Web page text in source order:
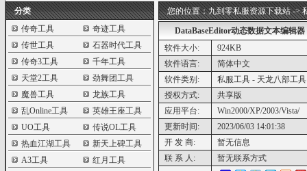
分类
传奇工具
奇迹工具
传世工具
石器时代工具
传奇3工具
千年工具
天堂2工具
劲舞团工具
魔兽工具
龙族工具
乱Online工具
英雄王座工具
UO工具
传说OL工具
热血江湖工具
新天上碑工具
A3工具
红月工具
您的位置：九到零私服资源下载站->
DataBaseEditor动态数据文本编辑器
软件大小:
924KB
软件语言:
简体中文
软件类别:
私服工具 - 天龙八部工具
授权方式:
共享版
应用平台:
Win2000/XP/2003/Vista/
更新时间:
2023/06/03 14:01:38
开 发 商:
暂无信息
联 系 人:
暂无联系方式